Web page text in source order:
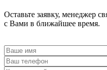
Оставьте заявку, менеджер
с Вами в ближайшее время.